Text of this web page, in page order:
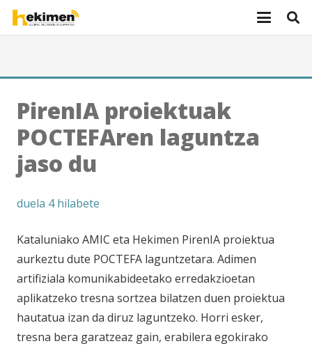
PirenIA proiektuak
POCTEFAren laguntza
jaso du
duela 4 hilabete
Kataluniako AMIC eta Hekimen PirenIA proiektua
aurkeztu dute POCTEFA laguntzetara. Adimen
artifiziala komunikabideetako erredakzioetan
aplikatzeko tresna sortzea bilatzen duen proiektua
hautatua izan da diruz laguntzeko. Horri esker,
tresna bera garatzeaz gain, erabilera egokirako